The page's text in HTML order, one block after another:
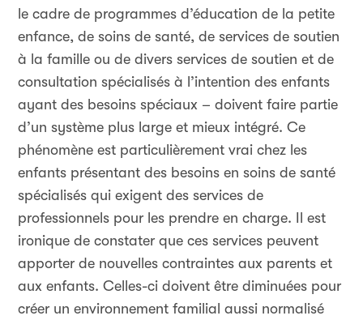
le cadre de programmes d’éducation de la petite
enfance, de soins de santé, de services de soutien
à la famille ou de divers services de soutien et de
consultation spécialisés à l’intention des enfants
ayant des besoins spéciaux – doivent faire partie
d’un système plus large et mieux intégré. Ce
phénomène est particulièrement vrai chez les
enfants présentant des besoins en soins de santé
spécialisés qui exigent des services de
professionnels pour les prendre en charge. Il est
ironique de constater que ces services peuvent
apporter de nouvelles contraintes aux parents et
aux enfants. Celles-ci doivent être diminuées pour
créer un environnement familial aussi normalisé